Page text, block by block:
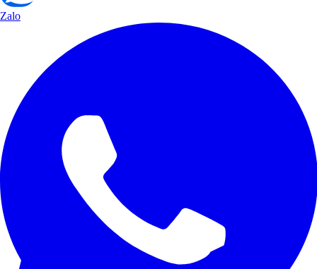
Zalo